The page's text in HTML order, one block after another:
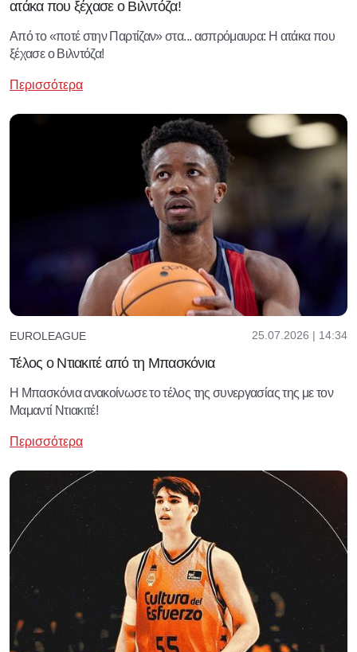
ατάκα που ξέχασε ο Βιλντόζα!
Από το «ποτέ στην Παρτίζαν» στα... ασπρόμαυρα: Η ατάκα που
ξέχασε ο Βιλντόζα!
Περισσότερα
EUROLEAGUE 25.07.2026 | 14:34
Τέλος ο Ντιακιτέ από τη Μπασκόνια
Η Μπασκόνια ανακοίνωσε το τέλος της συνεργασίας της με τον
Μαμαντί Ντιακιτέ!
Περισσότερα